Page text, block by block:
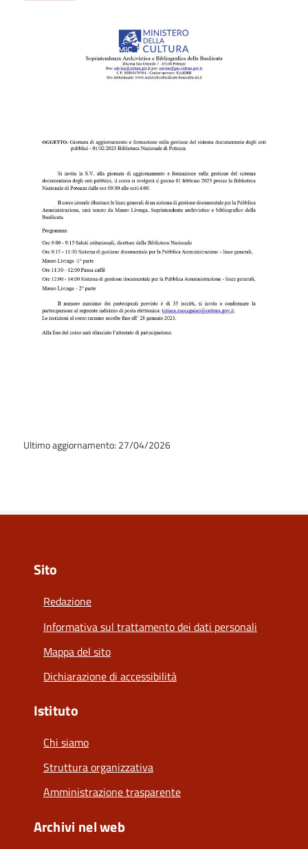
Ultimo aggiornamento: 27/04/2026
Sito
Redazione
Informativa sul trattamento dei dati personali
Mappa del sito
Dichiarazione di accessibilità
Istituto
Chi siamo
Struttura organizzativa
Amministrazione trasparente
Archivi nel web